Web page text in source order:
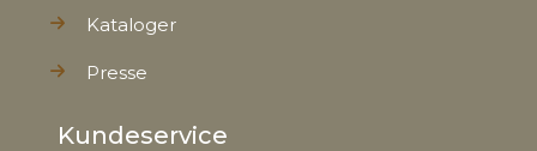
Kataloger
Presse
Kundeservice